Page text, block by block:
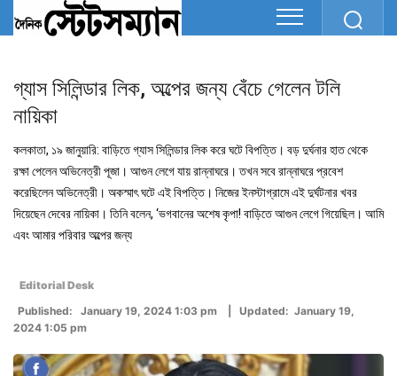
গ্যাস সিলিন্ডার লিক, অল্পের জন্য বেঁচে গেলেন টলি
নায়িকা
কলকাতা, ১৯ জানুয়ারি: বাড়িতে গ্যাস সিলিন্ডার লিক করে ঘটে বিপত্তি। বড় দুর্ঘনার হাত থেকে
রক্ষা পেলেন অভিনেত্রী পূজা। আগুন লেগে যায় রান্নাঘরে। তখন সবে রান্নাঘরে প্রবেশ
করেছিলেন অভিনেত্রী। অকস্মাৎ ঘটে এই বিপত্তি। নিজের ইনস্টাগ্রামে এই দুর্ঘটনার খবর
দিয়েছেন দেবের নায়িকা। তিনি বলেন, ‘ভগবানের অশেষ কৃপা! বাড়িতে আগুন লেগে গিয়েছিল। আমি
এবং আমার পরিবার অল্পের জন্য
Editorial Desk
Published: January 19, 2024 1:03 pm | Updated: January 19,
2024 1:05 pm